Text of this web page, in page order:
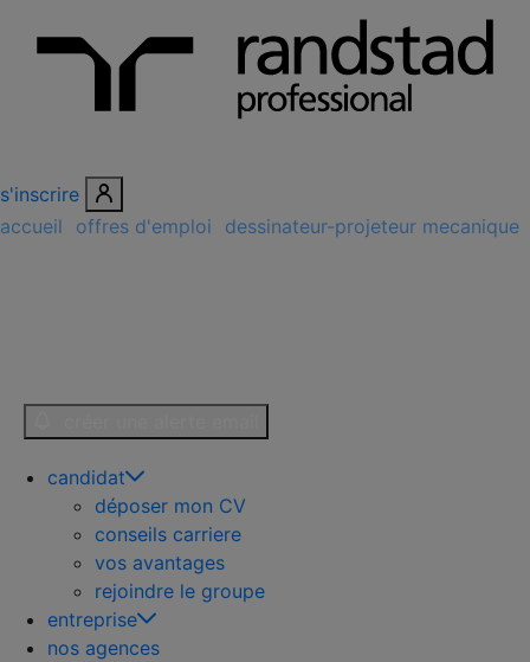
s'inscrire
accueil
offres d'emploi
dessinateur-projeteur mecanique
candidat
déposer mon CV
conseils carriere
vos avantages
rejoindre le groupe
entreprise
nos agences